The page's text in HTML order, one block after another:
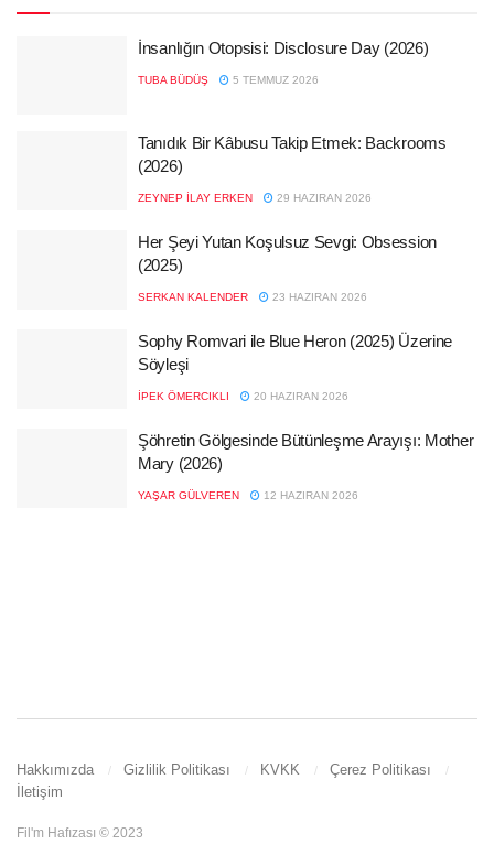
İnsanlığın Otopsisi: Disclosure Day (2026)
TUBA BÜDÜŞ 5 TEMMUZ 2026
Tanıdık Bir Kâbusu Takip Etmek: Backrooms
(2026)
ZEYNEP İLAY ERKEN 29 HAZIRAN 2026
Her Şeyi Yutan Koşulsuz Sevgi: Obsession
(2025)
SERKAN KALENDER 23 HAZIRAN 2026
Sophy Romvari ile Blue Heron (2025) Üzerine
Söyleşi
İPEK ÖMERCIKLI 20 HAZIRAN 2026
Şöhretin Gölgesinde Bütünleşme Arayışı: Mother
Mary (2026)
YAŞAR GÜLVEREN 12 HAZIRAN 2026
Hakkımızda Gizlilik Politikası KVKK
Çerez Politikası
İletişim
Fil'm Hafızası © 2023